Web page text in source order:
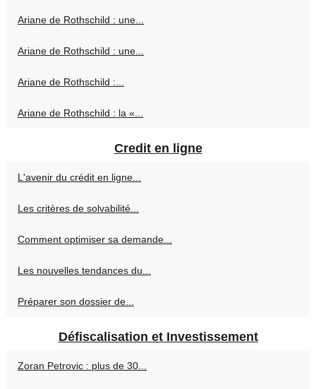
Ariane de Rothschild : une...
Ariane de Rothschild : une...
Ariane de Rothschild :...
Ariane de Rothschild : la «...
Credit en ligne
L'avenir du crédit en ligne...
Les critères de solvabilité...
Comment optimiser sa demande...
Les nouvelles tendances du...
Préparer son dossier de...
Défiscalisation et Investissement
Zoran Petrovic : plus de 30...